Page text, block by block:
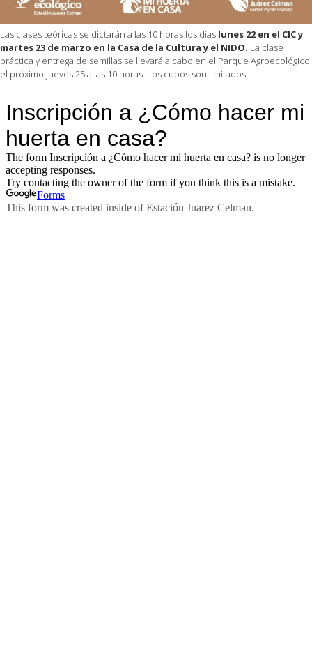
Las clases teóricas se dictarán a las 10 horas los días lunes 22 en el CIC y
martes 23 de marzo en la Casa de la Cultura y el NIDO. La clase
práctica y entrega de semillas se llevará a cabo en el Parque Agroecológico
el próximo jueves 25 a las 10 horas. Los cupos son limitados.